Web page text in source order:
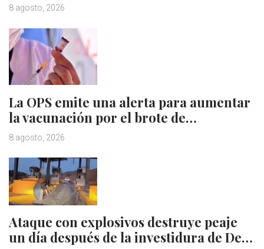
8 agosto, 2026
La OPS emite una alerta para aumentar
la vacunación por el brote de…
8 agosto, 2026
Ataque con explosivos destruye peaje
un día después de la investidura de De…